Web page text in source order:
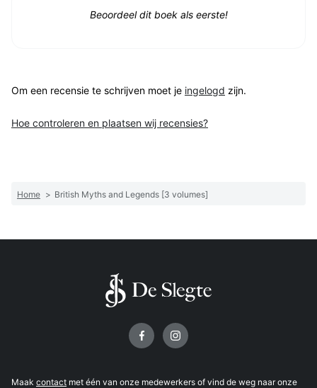
Beoordeel dit boek als eerste!
Om een recensie te schrijven moet je ingelogd zijn.
Hoe controleren en plaatsen wij recensies?
Home > British Myths and Legends [3 volumes]
Maak contact met één van onze medewerkers of vind de weg naar onze